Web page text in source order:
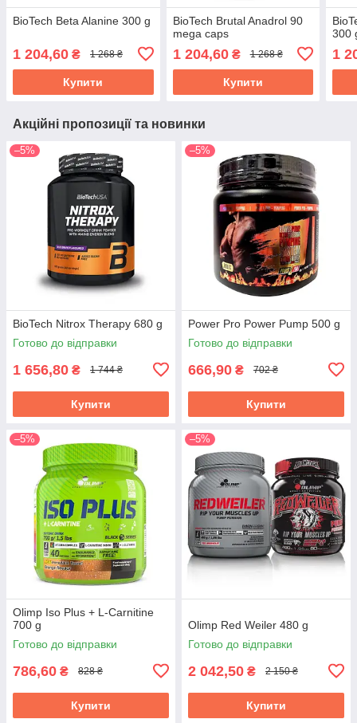
BioTech Beta Alanine 300 g
1 204,60 ₴ 1 268 ₴
Купити
BioTech Brutal Anadrol 90
mega caps
1 204,60₴ 1 268 ₴
Купити
300
1
Акційні пропозиції та новинки
–5%
BioTech Nitrox Therapy 680 g
Готово до відправки
1 656,80 ₴ 1 744 ₴
Купити
–5%
Power Pro Power Pump 500 g
Готово до відправки
666,90 ₴ 702 ₴
Купити
–5%
Olimp Iso Plus + L-Carnitine
700 g
Готово до відправки
786,60 ₴ 828 ₴
Купити
–5%
Olimp Red Weiler 480 g
Готово до відправки
2 042,50 ₴ 2 150 ₴
Купити